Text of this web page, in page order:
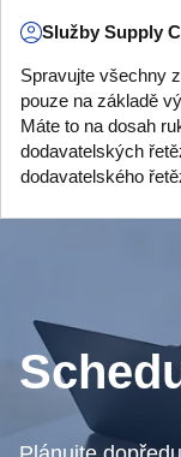
Služby Supply
Spravujte všechny
pouze na základě
Máte to na dosah
dodavatelských
dodavatelského